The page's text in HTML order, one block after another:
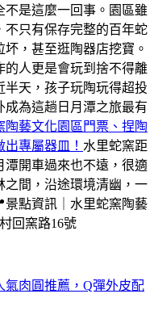
不是這麼一回事。園區雖
不只有保存完整的百年蛇
，甚至逛陶器店挖寶。
的人更是會玩到捨不得離
半天，孩子玩陶玩得超投
成為這趟日月潭之旅最有
陶藝文化園區門票、捏陶
專屬器皿！ 水里蛇窯距
潭開車過來也不遠，很適
之間，沿途環境清幽，一
景點資訊｜水里蛇窯陶藝
回窯路16號
氣肉圓推薦，Q彈外皮配